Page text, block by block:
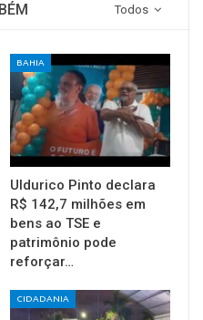
Todos
BAHIA
Uldurico Pinto declara
R$ 142,7 milhões em
bens ao TSE e
patrimônio pode
reforçar…
CIDADANIA